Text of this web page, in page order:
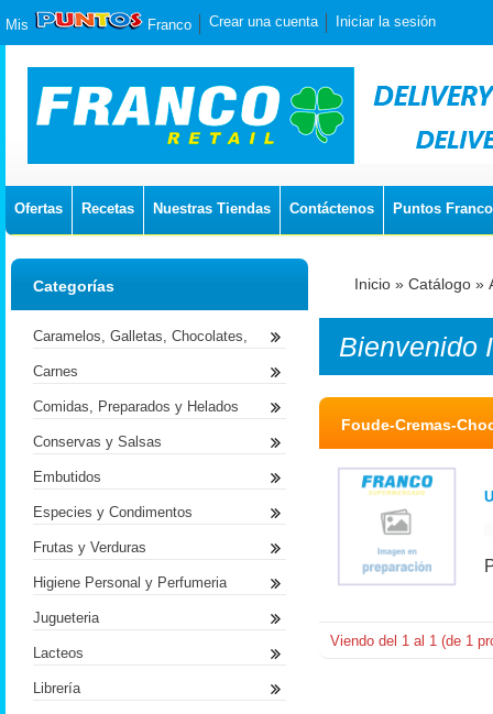
Mis Franco Crear una cuenta Iniciar la sesión
Ofertas Recetas Nuestras Tiendas Contáctenos Puntos Franco
Inicio » Catálogo »
Bienvenido
Foude-Cremas-
Viendo del 1 al 1 (de 1
Categorías
Caramelos, Galletas, Chocolates,
Carnes
Comidas, Preparados y Helados
Conservas y Salsas
Embutidos
Especies y Condimentos
Frutas y Verduras
Higiene Personal y Perfumeria
Jugueteria
Lacteos
Librería